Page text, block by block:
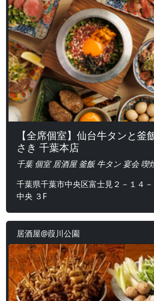
【全席個室】仙台牛タンと釜
さき 千葉本店
千葉 個室 居酒屋 釜飯 牛タン 宴会 喫
千葉県千葉市中央区富士見２－１４
中央 ３F
居酒屋@葭川公園